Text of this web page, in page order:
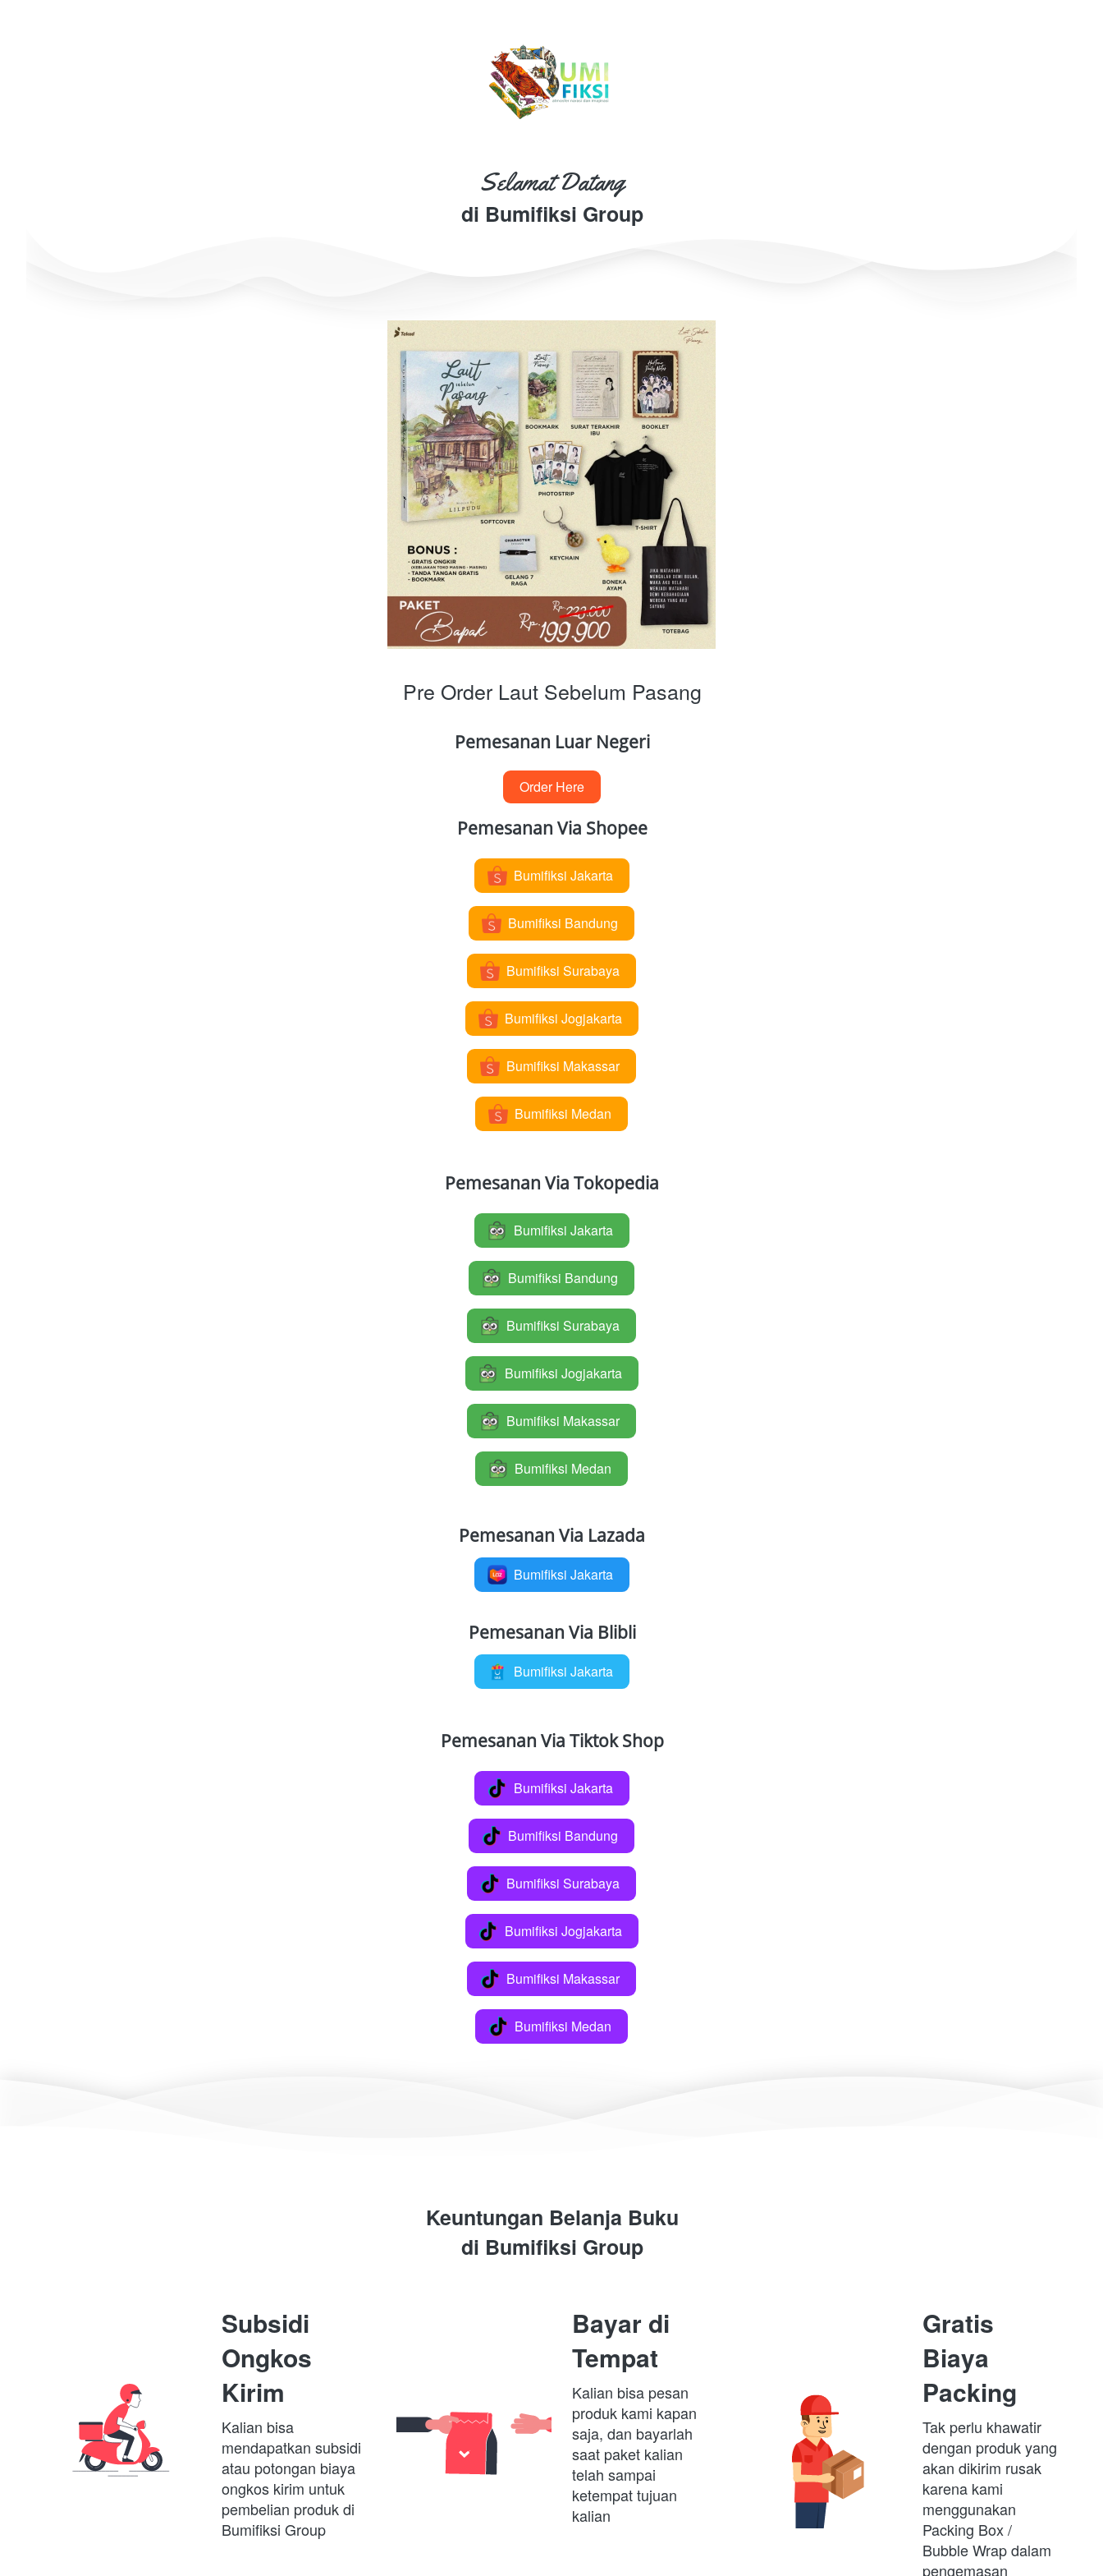
Selamat Datang
di Bumifiksi Group
Pre Order Laut Sebelum Pasang
Pemesanan Luar Negeri
`
Order Here
Pemesanan Via Shopee
` Bumifiksi Jakarta
` Bumifiksi Bandung
` Bumifiksi Surabaya
` Bumifiksi Jogjakarta
` Bumifiksi Makassar
` Bumifiksi Medan
Pemesanan Via Tokopedia
` Bumifiksi Jakarta
` Bumifiksi Bandung
` Bumifiksi Surabaya
` Bumifiksi Jogjakarta
` Bumifiksi Makassar
` Bumifiksi Medan
Pemesanan Via Lazada
` Bumifiksi Jakarta
Pemesanan Via Blibli
` Bumifiksi Jakarta
Pemesanan Via Tiktok Shop
` Bumifiksi Jakarta
` Bumifiksi Bandung
` Bumifiksi Surabaya
` Bumifiksi Jogjakarta
` Bumifiksi Makassar
` Bumifiksi Medan
Keuntungan Belanja Buku
di Bumifiksi Group
Subsidi
Ongkos
Kirim
Kalian bisa
mendapatkan subsidi
atau potongan biaya
ongkos kirim untuk
pembelian produk di
Bumifiksi Group
Bayar di
Tempat
Kalian bisa pesan
produk kami kapan
saja, dan bayarlah
saat paket kalian
telah sampai
ketempat tujuan
kalian
Gratis
Biaya
Packing
Tak perlu khawatir
dengan produk yang
akan dikirim rusak
karena kami
menggunakan
Packing Box /
Bubble Wrap dalam
pengemasan